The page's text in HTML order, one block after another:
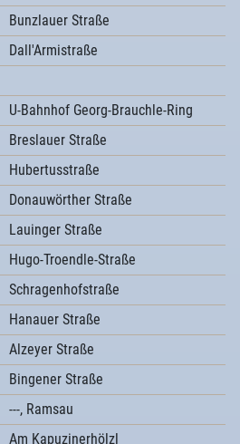
Bunzlauer Straße
Dall'Armistraße
U-Bahnhof Georg-Brauchle-Ring
Breslauer Straße
Hubertusstraße
Donauwörther Straße
Lauinger Straße
Hugo-Troendle-Straße
Schragenhofstraße
Hanauer Straße
Alzeyer Straße
Bingener Straße
---, Ramsau
Am Kapuzinerhölzl